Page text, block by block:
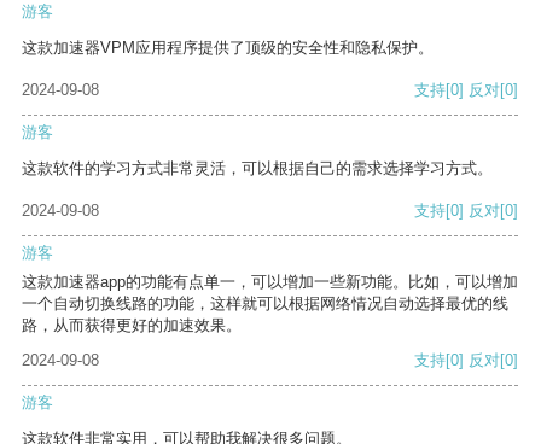
游客
这款加速器VPM应用程序提供了顶级的安全性和隐私保护。
2024-09-08 支持[0] 反对[0]
游客
这款软件的学习方式非常灵活，可以根据自己的需求选择学习方式。
2024-09-08 支持[0] 反对[0]
游客
这款加速器app的功能有点单一，可以增加一些新功能。比如，可以增加
一个自动切换线路的功能，这样就可以根据网络情况自动选择最优的线
路，从而获得更好的加速效果。
2024-09-08
支持[0] 反对[0]
游客
这款软件非常实用，可以帮助我解决很多问题。